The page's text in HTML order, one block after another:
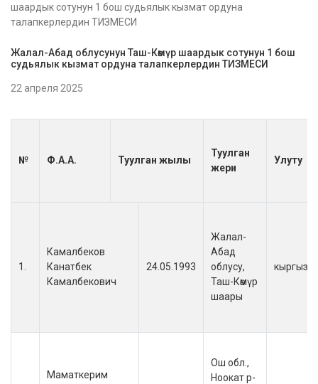
шаардык сотунун 1 бош судьялык кызмат ордуна
талапкерлердин ТИЗМЕСИ
Жалал-Абад облусунун Таш-Көмүр шаардык сотунун 1 бош
судьялык кызмат ордуна талапкерлердин ТИЗМЕСИ
22 апреля 2025
№ Ф.А.А. Туулган жылы
Туулган
жери
Улуту
1.
Камалбеков
Канатбек
Камалбекович
24.05.1993
Жалал-
Абад
облусу,
Таш-Көмүр
шаары
кыргыз
Маматкерим
Ош обл.,
Ноокат р-